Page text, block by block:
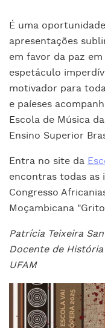
É uma
apresentações
em favor da paz
espetáculo
motivador para
e paíeses
Escola de Música
Ensino Superior
Entra no site da
encontras todas as
Congresso
Moçambicana
Patrícia Teixeira
Docente de História
UFAM